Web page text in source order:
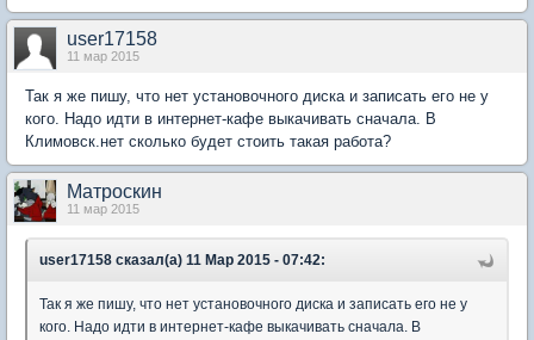
user17158
11 мар 2015
Так я же пишу, что нет установочного диска и записать его не у
кого. Надо идти в интернет-кафе выкачивать сначала. В
Климовск.нет сколько будет стоить такая работа?
Матроскин
11 мар 2015
user17158 сказал(а) 11 Мар 2015 - 07:42:
Так я же пишу, что нет установочного диска и записать его не у
кого. Надо идти в интернет-кафе выкачивать сначала. В